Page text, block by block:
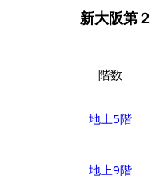
新大阪第
階数
地上5階
地上9階